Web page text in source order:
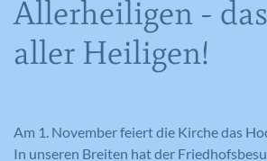
Allerheiligen -
aller Heiligen!
Am 1. November feiert die Kirche das
In unseren Breiten hat der